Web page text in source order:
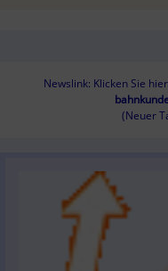
Newslink: Klicken Sie
(Neuer